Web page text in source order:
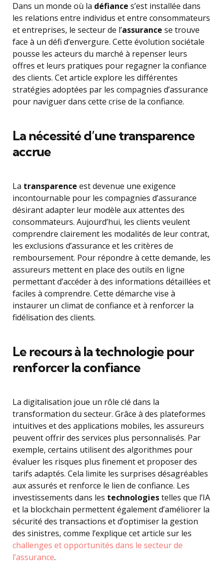
Dans un monde où la défiance s’est installée dans
les relations entre individus et entre consommateurs
et entreprises, le secteur de l’assurance se trouve
face à un défi d’envergure. Cette évolution sociétale
pousse les acteurs du marché à repenser leurs
offres et leurs pratiques pour regagner la confiance
des clients. Cet article explore les différentes
stratégies adoptées par les compagnies d’assurance
pour naviguer dans cette crise de la confiance.
La nécessité d’unetransparence
accrue
La transparence est devenue une exigence
incontournable pour les compagnies d’assurance
désirant adapter leur modèle aux attentes des
consommateurs. Aujourd’hui, les clients veulent
comprendre clairement les modalités de leur contrat,
les exclusions d’assurance et les critères de
remboursement. Pour répondre à cette demande, les
assureurs mettent en place des outils en ligne
permettant d’accéder à des informations détaillées et
faciles à comprendre. Cette démarche vise à
instaurer un climat de confiance et à renforcer la
fidélisation des clients.
Le recours à latechnologie pour
renforcer la confiance
La digitalisation joue un rôle clé dans la
transformation du secteur. Grâce à des plateformes
intuitives et des applications mobiles, les assureurs
peuvent offrir des services plus personnalisés. Par
exemple, certains utilisent des algorithmes pour
évaluer les risques plus finement et proposer des
tarifs adaptés. Cela limite les surprises désagréables
aux assurés et renforce le lien de confiance. Les
investissements dans les technologiestelles que l’IA
et la blockchain permettent également d’améliorer la
sécurité des transactions et d’optimiser la gestion
des sinistres, comme l’explique cet article sur les
challenges et opportunités dans le secteur de
l’assurance.